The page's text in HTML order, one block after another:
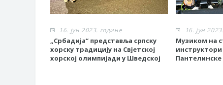
16. јун 2023. године
„Србадија“ представља српску
хорску традицију на Свјетској
хорској олимпијади у Шведској
16. јун
Музиком на